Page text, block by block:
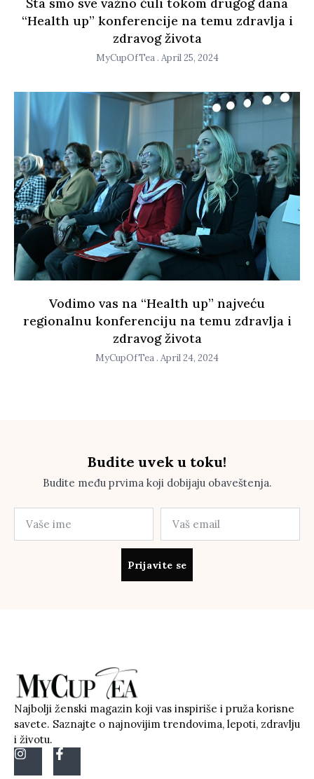
“Health up” konferencije na temu zdravlja i
zdravog života
MyCupOfTea April 25, 2024
Vodimo vas na “Health up” najveću
regionalnu konferenciju na temu zdravlja i
zdravog života
MyCupOfTea April 24, 2024
Budite uvek u toku!
Budite među prvima koji dobijaju obaveštenja.
Prijavite se
Najbolji ženski magazin koji vas inspiriše i pruža korisne
savete. Saznajte o najnovijim trendovima, lepoti, zdravlju
i životu.